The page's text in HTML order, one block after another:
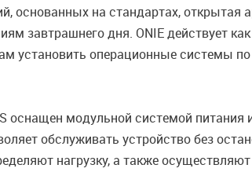
основанных на стандартах,
завтрашнего дня. ONIE действует
установить операционные системы
оснащен модульной системой
обслуживать устройство без
нагрузку, а также